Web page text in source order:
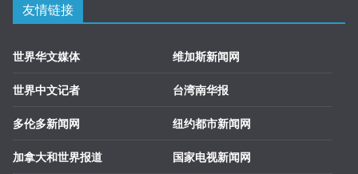
友情链接
世界华文媒体
世界中文记者
多伦多新闻网
加拿大和世界报道
维加斯新闻网
台湾南华报
纽约都市新闻网
国家电视新闻网